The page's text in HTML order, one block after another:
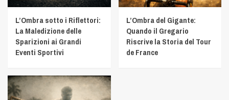
L’Ombra sotto i Riflettori:
La Maledizione delle
Sparizioni ai Grandi
Eventi Sportivi
L’Ombra del Gigante:
Quando il Gregario
Riscrive la Storia del Tour
de France